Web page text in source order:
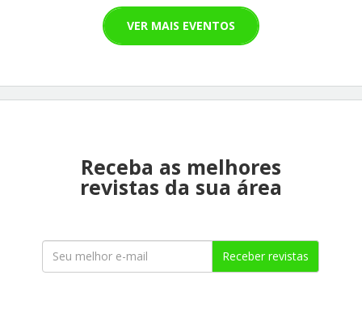
VER MAIS EVENTOS
Receba as melhores
revistas da sua área
Receber revistas